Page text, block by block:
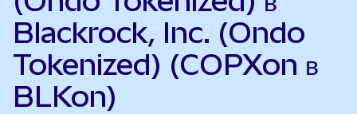
Blackrock, Inc. (Ondo
Tokenized) (COPXon в
BLKon)